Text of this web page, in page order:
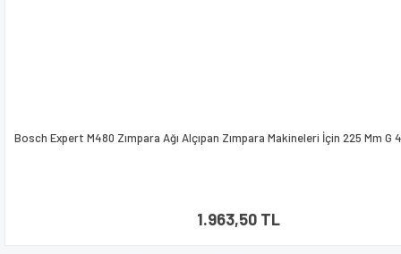
Bosch Expert M480 Zımpara Ağı Alçıpan Zımpara Makineleri İçin 225 Mm G
1.963,50 TL